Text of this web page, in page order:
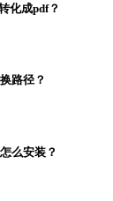
化成pdf？
路径？
么安装？